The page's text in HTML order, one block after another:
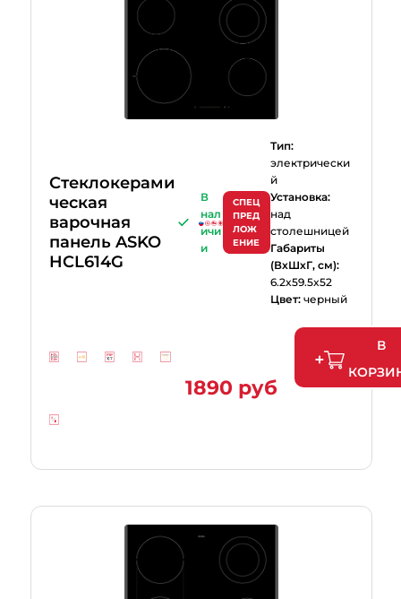
Стеклокерами
ческая
варочная
панель ASKO
HCL614G
В
нал
ичи
и
СПЕЦ
ПРЕД
ЛОЖ
ЕНИЕ
Тип:
электрически
й
Установка:
над
столешницей
Габариты
(ВхШхГ, см):
6.2x59.5x52
Цвет:черный
1890 руб
В